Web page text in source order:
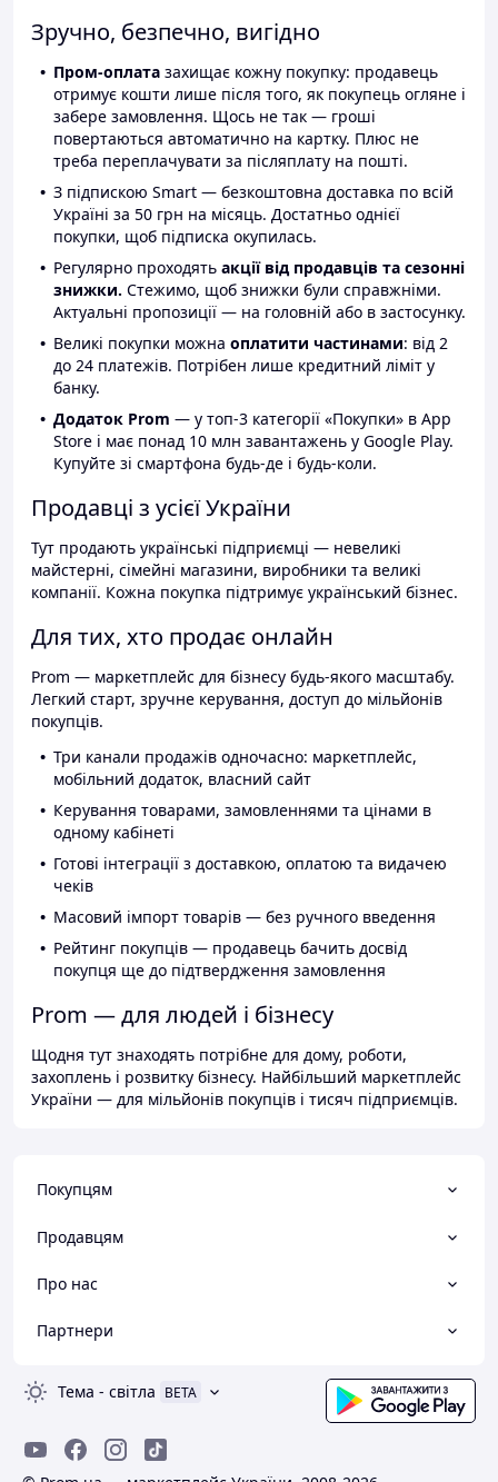
Зручно, безпечно, вигідно
Пром-оплата захищає кожну покупку: продавець
отримує кошти лише після того, як покупець огляне і
забере замовлення. Щось не так — гроші
повертаються автоматично на картку. Плюс не
треба переплачувати за післяплату на пошті.
З підпискою Smart — безкоштовна доставка по всій
Україні за 50 грн на місяць. Достатньо однієї
покупки, щоб підписка окупилась.
Регулярно проходять акції від продавців та сезонні
знижки. Стежимо, щоб знижки були справжніми.
Актуальні пропозиції — на головній або в застосунку.
Великі покупки можна оплатити частинами: від 2
до 24 платежів. Потрібен лише кредитний ліміт у
банку.
Додаток Prom — у топ-3 категорії «Покупки» в App
Store і має понад 10 млн завантажень у Google Play.
Купуйте зі смартфона будь-де і будь-коли.
Продавці з усієї України
Тут продають українські підприємці — невеликі
майстерні, сімейні магазини, виробники та великі
компанії. Кожна покупка підтримує український бізнес.
Для тих, хто продає онлайн
Prom — маркетплейс для бізнесу будь-якого масштабу.
Легкий старт, зручне керування, доступ до мільйонів
покупців.
Три канали продажів одночасно: маркетплейс,
мобільний додаток, власний сайт
Керування товарами, замовленнями та цінами в
одному кабінеті
Готові інтеграції з доставкою, оплатою та видачею
чеків
Масовий імпорт товарів — без ручного введення
Рейтинг покупців — продавець бачить досвід
покупця ще до підтвердження замовлення
Prom — для людей і бізнесу
Щодня тут знаходять потрібне для дому, роботи,
захоплень і розвитку бізнесу. Найбільший маркетплейс
України — для мільйонів покупців і тисяч підприємців.
Покупцям
Продавцям
Про нас
Партнери
Тема - світла BETA